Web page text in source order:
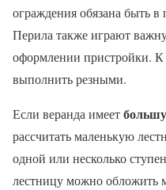
ограждения обязана быть в
Перила также играют
оформлении пристройки.
выполнить резными.
Если веранда имеет
рассчитать маленькую
одной или несколько
лестницу можно